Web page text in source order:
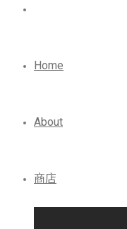
Home
About
商店